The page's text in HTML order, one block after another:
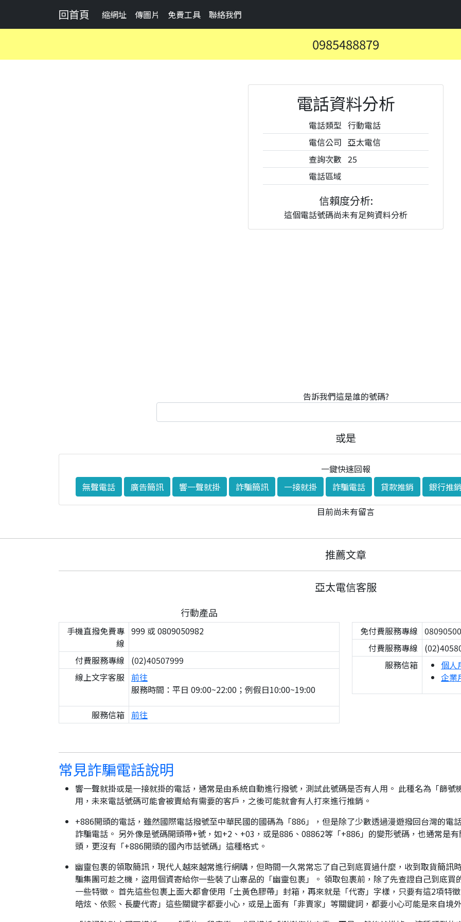
回首頁 縮網址 傳圖片 免費工具 聯絡我們
0985488879
電話資料分析
電話類型 行動電話
電信公司 亞太電信
查詢次數 25
電話區域
信賴度分析:
這個電話號碼尚未有足夠資料分析
告訴我們這是誰的號碼?
或是
一鍵快速回報
無聲電話
廣告簡訊 響一聲就掛 詐騙簡訊 一接就掛 詐騙電話 貸款推銷
銀行推
目前尚未有留言
推薦文章
亞太電信客服
行動產品
手機直撥免費專
線
999 或 0809050982
付費服務專線
(02)40507999
線上文字客服 前往
服務時間：平日 09:00~22:00；例假日10:00~19:00
服務信箱 前往
免付費服務專線
付費服務專線
服務信箱
個人
企業
常見詐騙電話說明
響一聲就掛或是一接就掛的電話，通常是由系統自動進行撥號，測試此號碼是否有人用。 此種名為「篩
用，未來電話號碼可能會被賣給有需要的客戶，之後可能就會有人打來進行推銷。
+886開頭的電話，雖然國際電話撥號至中華民國的國碼為「886」，但是除了少數透過漫遊撥回台灣的電
詐騙電話。 另外像是號碼開頭帶+號，如+2、+03，或是886、08862等「+886」的變形號碼，也通常是
頭，更沒有「+886開頭的國內市話號碼」這種格式。
幽靈包裹的領取簡訊，現代人越來越常進行網購，但時間一久常常忘了自己到底買過什麼，收到取貨簡訊
騙集團可趁之機，盜用個資寄給你一些裝了山寨品的「幽靈包裹」。 領取包裹前，除了先查證自己到底
一些特徵。 首先這些包裹上面大都會使用「土黃色膠帶」封箱，再來就是「代寄」字樣，只要有這2項特
皓炫、依熙、長慶代寄」這些關鍵字都要小心，或是上面有「非賣家」等關鍵詞，都要小心可能是來自境